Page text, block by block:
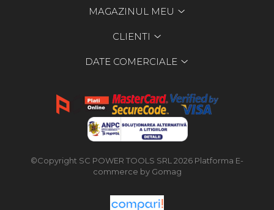
MAGAZINUL MEU
CLIENTI
DATE COMERCIALE
©Copyright SC POWER TOOLS SRL 2026 Platforma E-
commerce by Gomag